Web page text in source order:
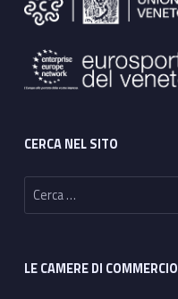
CERCA NEL SITO
Ricerca per:
LE CAMERE DI COMMERCIO